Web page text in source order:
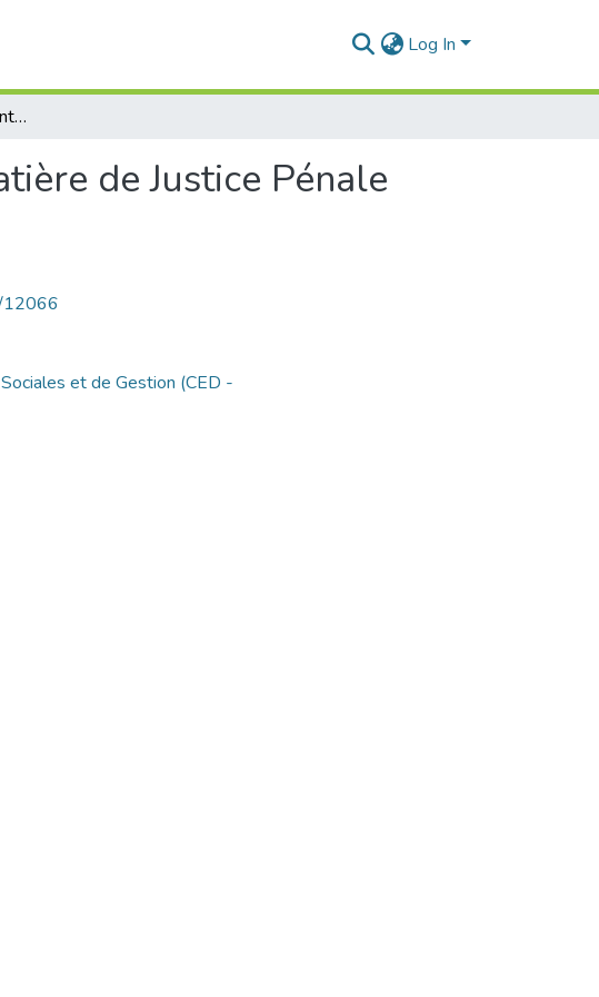
Log In
La Coopération judiciaire internationale en matière de Justice Pénale Internationale
de Justice Pénale
12066
et de Gestion (CED -